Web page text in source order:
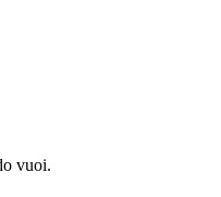
vuoi.